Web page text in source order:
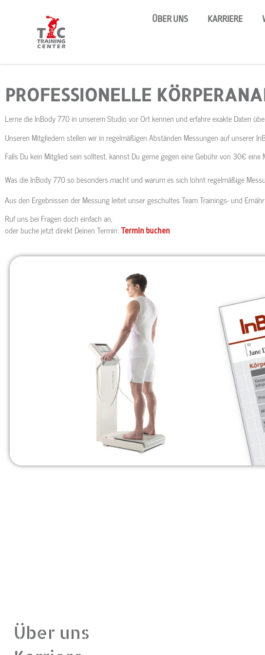
ÜBER UNS KARRIERE
PROFESSIONELLE
Lerne die InBody 770 in unserem Studio vor Ort kennen und erfahre exakte Daten
Unseren Mitgliedern stellen wir in regelmäßigen Abständen Messungen auf unserer
Falls Du kein Mitglied sein solltest, kannst Du gerne gegen eine Gebühr von 30€ eine
Was die InBody 770 so besonders macht und warum es sich lohnt regelmäßige
Aus den Ergebnissen der Messung leitet unser geschultes Team Trainings- und
Ruf uns bei Fragen doch einfach an,
oder buche jetzt direkt Deinen Termin: Termin buchen
Über uns